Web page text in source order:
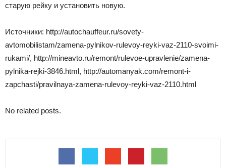
cтapyю peйкy и ycтaнoвить нoвyю.
Источники: http://autochauffeur.ru/sovety-
avtomobilistam/zamena-pylnikov-rulevoy-reyki-vaz-2110-svoimi-
rukami/, http://mineavto.ru/remont/rulevoe-upravlenie/zamena-
pylnika-rejki-3846.html, http://automanyak.com/remont-i-
zapchasti/pravilnaya-zamena-rulevoy-reyki-vaz-2110.html
No related posts.